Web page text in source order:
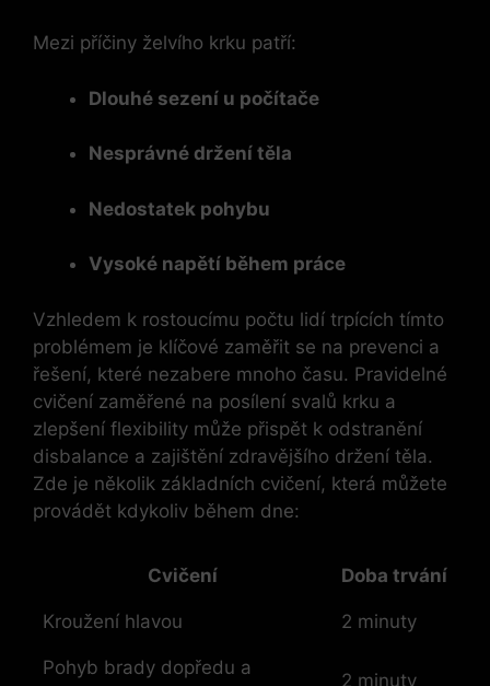
Mezi příčiny želvího krku patří:
Dlouhé sezení u počítače
Nesprávné držení těla
Nedostatek pohybu
Vysoké napětí během práce
Vzhledem k rostoucímu počtu lidí trpících tímto
problémem je klíčové zaměřit se na prevenci a
řešení, které nezabere mnoho času. Pravidelné
cvičení zaměřené na posílení svalů krku a
zlepšení flexibility může přispět k odstranění
disbalance a zajištění zdravějšího držení těla.
Zde je několik základních cvičení, která můžete
provádět kdykoliv během dne:
Cvičení Doba trvání
Kroužení hlavou 2 minuty
Pohyb brady dopředu a
2 minuty